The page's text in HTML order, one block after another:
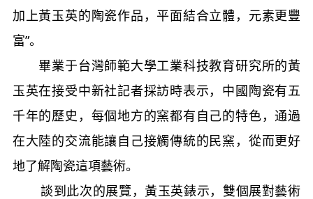
加上黃玉英的陶瓷作品，平面結合立體，元素更豐
富”。
畢業于台灣師範大學工業科技教育研究所的黃
玉英在接受中新社記者採訪時表示，中國陶瓷有五
千年的歷史，每個地方的窯都有自己的特色，通過
在大陸的交流能讓自己接觸傳統的民窯，從而更好
地了解陶瓷這項藝術。
談到此次的展覽，黃玉英錶示，雙個展對藝術